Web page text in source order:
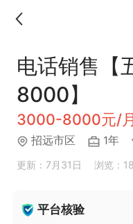
电话销售【
8000】
3000-8000元/月
招远市区 1年
更新：7月31日 浏览：
平台核验